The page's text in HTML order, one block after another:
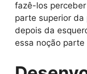
fazê-los
parte superior da
depois da
essa noção